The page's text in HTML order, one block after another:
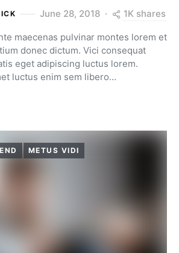
June 28, 2018 1K shares
maecenas pulvinar montes lorem et
donec dictum. Vici consequat
eget adipiscing luctus lorem.
luctus enim sem libero…
METUS VIDI